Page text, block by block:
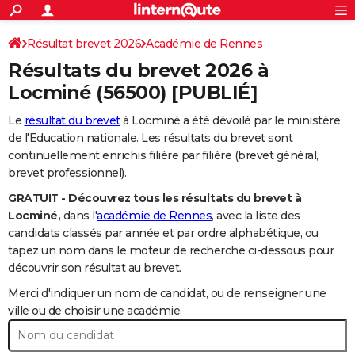
ACTUALITÉS
Politique
Société
Faits Divers
Education
Monde
Villes
+
SPORT
Coupe du monde 2026
Football
Tennis
Cyclisme
Rugby
Forum
FINANCE
Retraite
Impôts
Epargne
Immobilier
Risques naturels par ville
Banque
Assurance
Crédit
Essais
Réserver un essai
Citadines
Berlines
SUV
Forum auto
+
HIGH-TECH
Mobiles
Meilleur smartphone
Internet
Ordinateurs
Jeux vidéo
Guide high-tech
BRICOLAGE
Forum
Aménagement intérieur
Extérieur
Cuisine
Salle de bains
Jardinage
Rangement
+
Guides de France
Escapades
Patrimoine
Expositions
Musées
Week-end nature
+
Art de vivre
Bien-être
Loisirs
Mode
Modes de vie
+ SANTE
Alimentation
Guide de la santé
Maladies
Médicaments
Sommeil
VOYAGE
S'inscrire
Connexion
Résultat brevet 2026 Académie de Rennes
Résultats du brevet 2026 à
Locminé(56500) [PUBLIÉ]
Le résultat du brevetà Locminé a été dévoilé par le ministère
de l'Education nationale. Les résultats du brevet sont
continuellement enrichis filière par filière (brevet général,
brevet professionnel).
GRATUIT - Découvrez tous les résultats du brevet à
Locminé, dans l'académie de Rennes, avec la liste des
candidats classés par année et par ordre alphabétique, ou
tapez un nom dans le moteur de recherche ci-dessous pour
découvrir son résultat au brevet.
Merci d'indiquer un nom de candidat, ou de renseigner une
ville ou de choisir une académie.